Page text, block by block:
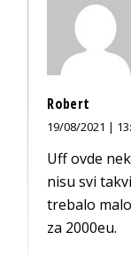
Robert
19/08/2021 |
Uff ovde
nisu svi
trebalo
za 2000eu.